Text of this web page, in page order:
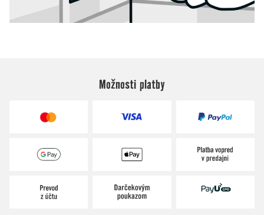
Možnosti platby